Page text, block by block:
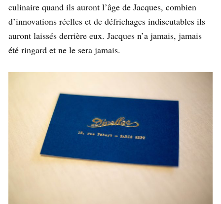
culinaire quand ils auront l’âge de Jacques, combien
d’innovations réelles et de défrichages indiscutables ils
auront laissés derrière eux. Jacques n’a jamais, jamais
été ringard et ne le sera jamais.